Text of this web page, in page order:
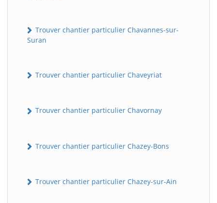
Trouver chantier particulier Chavannes-sur-
Suran
Trouver chantier particulier Chaveyriat
Trouver chantier particulier Chavornay
Trouver chantier particulier Chazey-Bons
Trouver chantier particulier Chazey-sur-Ain